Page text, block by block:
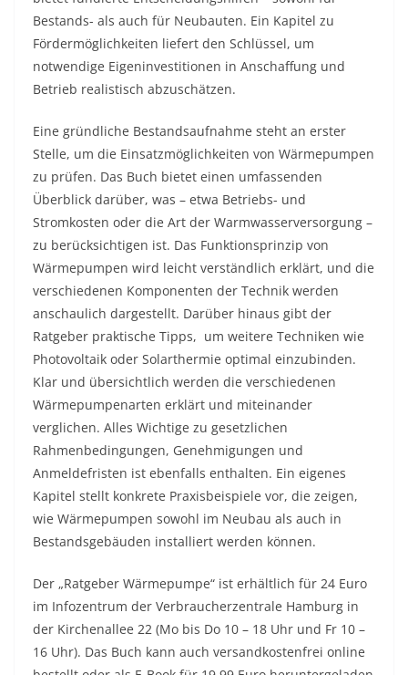
Bestands- als auch für Neubauten. Ein Kapitel zu
Fördermöglichkeiten liefert den Schlüssel, um
notwendige Eigeninvestitionen in Anschaffung und
Betrieb realistisch abzuschätzen.
Eine gründliche Bestandsaufnahme steht an erster
Stelle, um die Einsatzmöglichkeiten von Wärmepumpen
zu prüfen. Das Buch bietet einen umfassenden
Überblick darüber, was – etwa Betriebs- und
Stromkosten oder die Art der Warmwasserversorgung –
zu berücksichtigen ist. Das Funktionsprinzip von
Wärmepumpen wird leicht verständlich erklärt, und die
verschiedenen Komponenten der Technik werden
anschaulich dargestellt. Darüber hinaus gibt der
Ratgeber praktische Tipps, um weitere Techniken wie
Photovoltaik oder Solarthermie optimal einzubinden.
Klar und übersichtlich werden die verschiedenen
Wärmepumpenarten erklärt und miteinander
verglichen. Alles Wichtige zu gesetzlichen
Rahmenbedingungen, Genehmigungen und
Anmeldefristen ist ebenfalls enthalten. Ein eigenes
Kapitel stellt konkrete Praxisbeispiele vor, die zeigen,
wie Wärmepumpen sowohl im Neubau als auch in
Bestandsgebäuden installiert werden können.
Der „Ratgeber Wärmepumpe“ ist erhältlich für 24 Euro
im Infozentrum der Verbraucherzentrale Hamburg in
der Kirchenallee 22 (Mo bis Do 10 – 18 Uhr und Fr 10 –
16 Uhr). Das Buch kann auch versandkostenfrei online